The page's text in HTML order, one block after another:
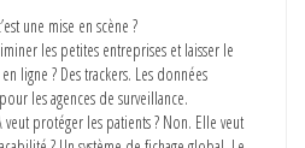
une mise en scène ?
les petites entreprises et laisser le
ligne ? Des trackers. Les données
les agences de surveillance.
veut protéger les patients ? Non. Elle veut